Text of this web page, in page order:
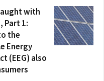
with
Part 1:
the
Energy
(EEG) also